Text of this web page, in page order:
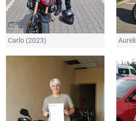
Carlo (2023)